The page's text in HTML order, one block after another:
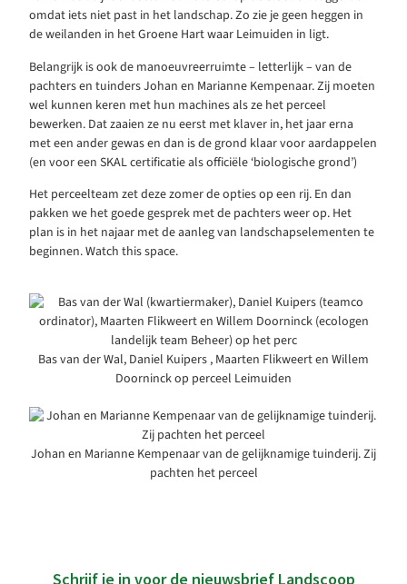
omdat iets niet past in het landschap. Zo zie je geen heggen in
de weilanden in het Groene Hart waar Leimuiden in ligt.
Belangrijk is ook de manoeuvreerruimte – letterlijk – van de
pachters en tuinders Johan en Marianne Kempenaar. Zij moeten
wel kunnen keren met hun machines als ze het perceel
bewerken. Dat zaaien ze nu eerst met klaver in, het jaar erna
met een ander gewas en dan is de grond klaar voor aardappelen
(en voor een SKAL certificatie als officiële ‘biologische grond’)
Het perceelteam zet deze zomer de opties op een rij. En dan
pakken we het goede gesprek met de pachters weer op. Het
plan is in het najaar met de aanleg van landschapselementen te
beginnen. Watch this space.
Bas van der Wal, Daniel Kuipers , Maarten Flikweert en Willem
Doorninck op perceel Leimuiden
Johan en Marianne Kempenaar van de gelijknamige tuinderij. Zij
pachten het perceel
Schrijf je in voor de nieuwsbrief Landscoop